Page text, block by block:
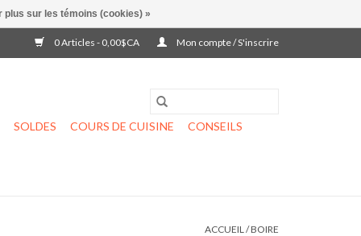
0 Articles - 0,00$CA Mon compte / S'inscrire
SOLDES COURS DE CUISINE CONSEILS
ACCUEIL/BOIRE
plus sur les témoins (cookies) »